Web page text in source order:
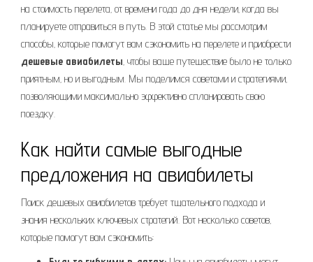
на стоимость перелета‚ от времени года до дня недели‚ когда вы
планируете отправиться в путь. В этой статье мы рассмотрим
способы‚ которые помогут вам сэкономить на перелете и приобрести
дешевые авиабилеты‚ чтобы ваше путешествие было не только
приятным‚ но и выгодным. Мы поделимся советами и стратегиями‚
позволяющими максимально эффективно спланировать свою
поездку.
Как найти самые выгодные
предложения на авиабилеты
Поиск дешевых авиабилетов требует тщательного подхода и
знания нескольких ключевых стратегий. Вот несколько советов‚
которые помогут вам сэкономить: